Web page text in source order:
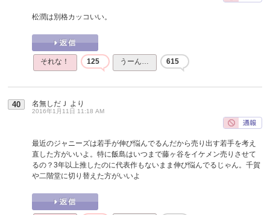
松潤は別格カッコいい。
それな！ 125 うーん… 615
40 名無しだＪ より
2016年1月11日 11:18 AM
最近のジャニーズは若手が伸び悩んでるんだから売り出す若手を考え
直した方がいいよ。特に飯島はいつまで藤ヶ谷をイケメン売りさせて
るの？3年以上推したのに代表作もないまま伸び悩んでるじゃん。千賀
や二階堂に切り替えた方がいいよ